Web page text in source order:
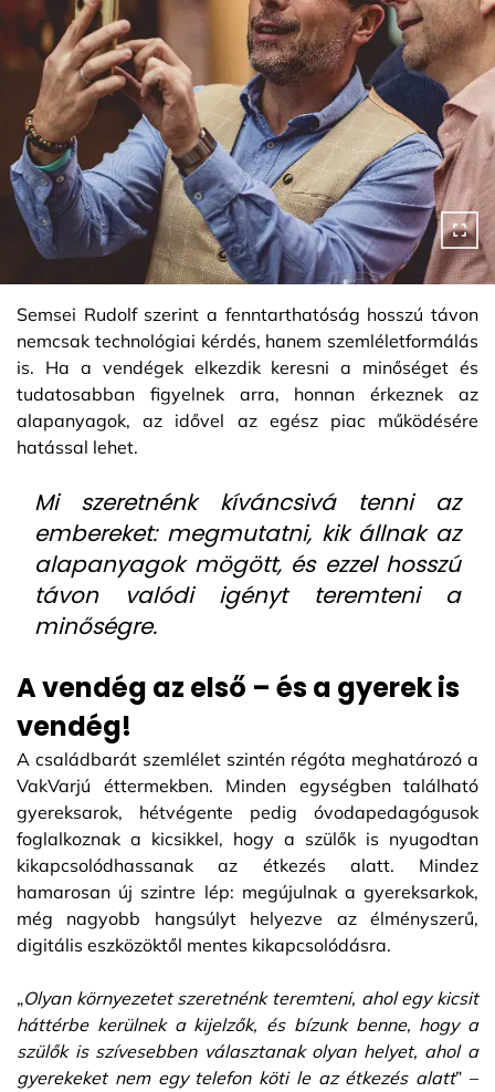
Semsei Rudolf szerint a fenntarthatóság hosszú távon
nemcsak technológiai kérdés, hanem szemléletformálás
is. Ha a vendégek elkezdik keresni a minőséget és
tudatosabban figyelnek arra, honnan érkeznek az
alapanyagok, az idővel az egész piac működésére
hatással lehet.
Mi szeretnénk kíváncsivá tenni az
embereket: megmutatni, kik állnak az
alapanyagok mögött, és ezzel hosszú
távon valódi igényt teremteni a
minőségre.
A vendég az első – és a gyerek is
vendég!
A családbarát szemlélet szintén régóta meghatározó a
VakVarjú éttermekben. Minden egységben található
gyereksarok, hétvégente pedig óvodapedagógusok
foglalkoznak a kicsikkel, hogy a szülők is nyugodtan
kikapcsolódhassanak az étkezés alatt. Mindez
hamarosan új szintre lép: megújulnak a gyereksarkok,
még nagyobb hangsúlyt helyezve az élményszerű,
digitális eszközöktől mentes kikapcsolódásra.
„Olyan környezetet szeretnénk teremteni, ahol egy kicsit
háttérbe kerülnek a kijelzők, és bízunk benne, hogy a
szülők is szívesebben választanak olyan helyet, ahol a
gyerekeket nem egy telefon köti le az étkezés alatt” –